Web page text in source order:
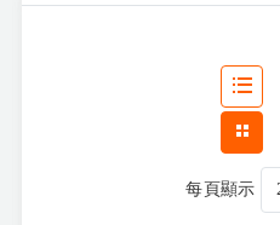
每頁顯示